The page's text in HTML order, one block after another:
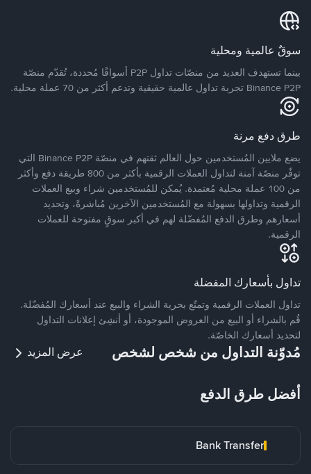
سوقٌ عالمية ومحلية
بينما تستهدف العديد من منصّات تداول P2P أسواقًا مُحددة، تُقدّم منصّة
Binance P2P تجربة تداول عالمية حقيقية وتدعم أكثر من 70 عملة محلية.
طرق دفع مرنة
يضع ملايين المُستخدمين حول العالم ثقتهم في منصّة Binance P2P التي
توفّر منصّة آمنة لتداول العملات الرقمية بأكثر من 800 طريقة دفع وأكثر
من 100 عملة محلية مُعتمدة. يُمكن للمُستخدمين شراء وبيع العملات
الرقمية وتداولها بسهولة مع المُستخدمين الآخرين مُباشرةً، وتحديد
أسعارهم وطرق الدفع المُفضّلة لهم في أكبر سوقٍ مفتوحة للعملات
الرقمية.
تداول بأسعارك المفضلة
تداول العملات الرقمية وتمتّع بحرية الشراء والبيع عند أسعارك المُفضّلة.
قُم بالشراء أو البيع من العروض الموجودة، أو أنشِئ إعلانات التداول
لتحديد أسعارك الخاصّة.
مُدوّنة التداول من شخص لشخص عرض المزيد
أفضل طرق الدفع
Bank Transfer